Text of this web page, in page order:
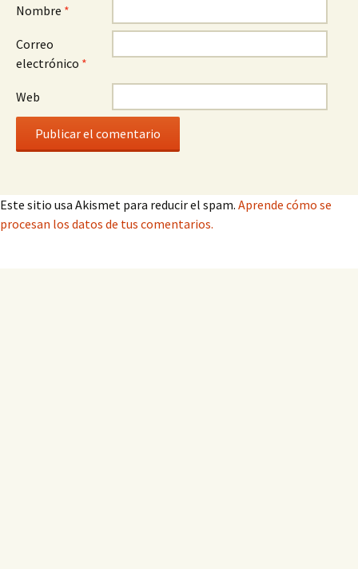
Nombre *
Correo
electrónico *
Web
Este sitio usa Akismet para reducir el spam. Aprende cómo se
procesan los datos de tus comentarios.